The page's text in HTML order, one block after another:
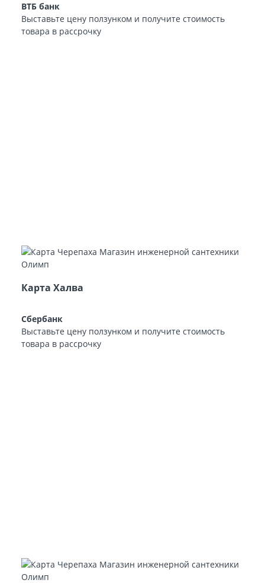
ВТБ банк
Выставьте цену ползунком и получите стоимость
товара в рассрочку
Карта Халва
Сбербанк
Выставьте цену ползунком и получите стоимость
товара в рассрочку